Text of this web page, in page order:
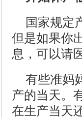
国家规定
但是如果你
息，可以请
有些准妈
产的当天。
在生产当天